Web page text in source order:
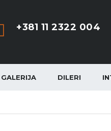
+381 11 2322 004
GALERIJA DILERI